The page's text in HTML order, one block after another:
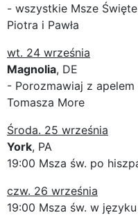
- wszystkie Msze
Piotra i Pawła
wt. 24 września
Magnolia, DE
- Porozmawiaj z
Tomasza More
Środa. 25 września
York, PA
19:00 Msza św. po
czw. 26 września
19:00 Msza św. w